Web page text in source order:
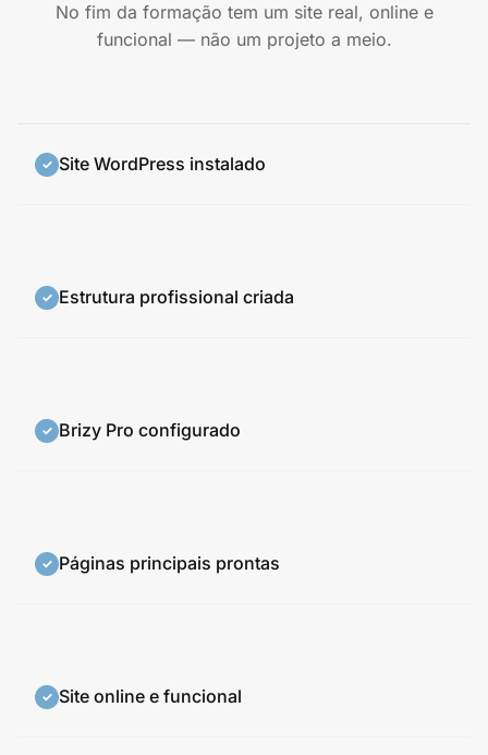
No fim da formação tem um site real, online e
funcional — não um projeto a meio.
Site WordPress instalado
Estrutura profissional criada
Brizy Pro configurado
Páginas principais prontas
Site online e funcional